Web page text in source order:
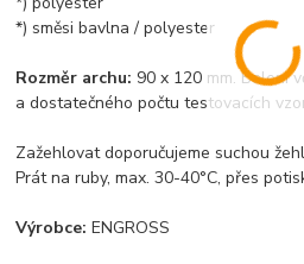
*) směsi bavlna / polyester
Rozměr archu: 90 x 120 mm. Balení
a dostatečného počtu testovacích
Zažehlovat doporučujeme suchou
Prát na ruby, max. 30-40°C, přes
Výrobce: ENGROSS